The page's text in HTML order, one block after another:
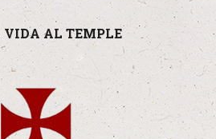
VIDA AL TEMPLE